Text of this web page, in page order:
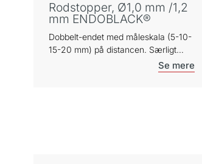
Rodstopper, Ø1,0 mm /1,2
mm ENDOBLACK®
Dobbelt-endet med måleskala (5-10-
15-20 mm) på distancen. Særligt
egnet til kontrol af rodmål ved
udboring til rodstift mv. TRINOVO®